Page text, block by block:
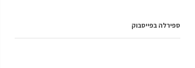
ספירלה בפייסבוק